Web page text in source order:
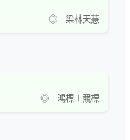
◎ 梁林天慧
◎ 鴻標＋競標